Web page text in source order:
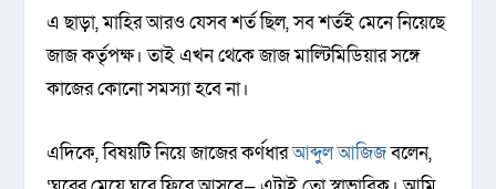
এ ছাড়া, মাহির আরও যেসব শর্ত ছিল, সব শর্তই মেনে নিয়েছে
জাজ কর্তৃপক্ষ। তাই এখন থেকে জাজ মাল্টিমিডিয়ার সঙ্গে
কাজের কোনো সমস্যা হবে না।
এদিকে, বিষয়টি নিয়ে জাজের কর্ণধারআব্দুল আজিজবলেন,